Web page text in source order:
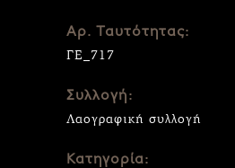
Αρ. Ταυτότητας:
ΓΕ_717
Συλλογή:
Λαογραφική συλλογή
Κατηγορία: